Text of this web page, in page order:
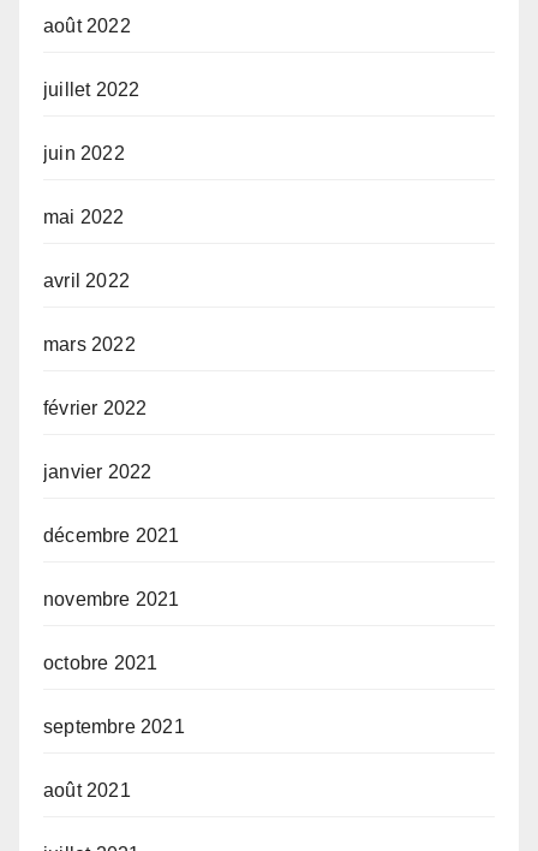
août 2022
juillet 2022
juin 2022
mai 2022
avril 2022
mars 2022
février 2022
janvier 2022
décembre 2021
novembre 2021
octobre 2021
septembre 2021
août 2021